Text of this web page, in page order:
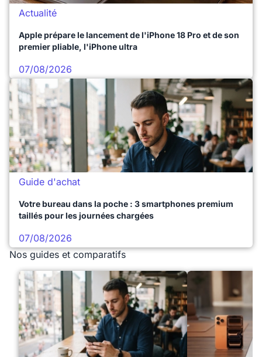
Actualité
Apple prépare le lancement de l'iPhone 18 Pro et de son
premier pliable, l'iPhone ultra
07/08/2026
Guide d'achat
Votre bureau dans la poche : 3 smartphones premium
taillés pour les journées chargées
07/08/2026
Nos guides et comparatifs